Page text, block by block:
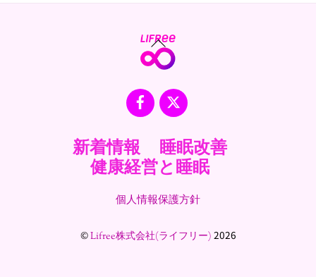
Back
To
Facebook
X
新着情報
睡眠改善
健康経営と睡眠
個人情報保護方針
©Lifree株式会社(ライフリー) 2026